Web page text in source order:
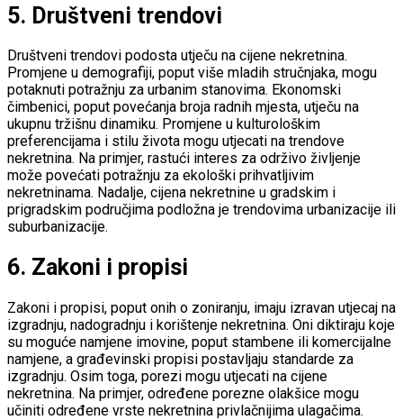
5. Društveni trendovi
Društveni trendovi podosta utječu na cijene nekretnina.
Promjene u demografiji, poput više mladih stručnjaka, mogu
potaknuti potražnju za urbanim stanovima. Ekonomski
čimbenici, poput povećanja broja radnih mjesta, utječu na
ukupnu tržišnu dinamiku. Promjene u kulturološkim
preferencijama i stilu života mogu utjecati na trendove
nekretnina. Na primjer, rastući interes za održivo življenje
može povećati potražnju za ekološki prihvatljivim
nekretninama. Nadalje, cijena nekretnine u gradskim i
prigradskim područjima podložna je trendovima urbanizacije ili
suburbanizacije.
6. Zakoni i propisi
Zakoni i propisi, poput onih o zoniranju, imaju izravan utjecaj na
izgradnju, nadogradnju i korištenje nekretnina. Oni diktiraju koje
su moguće namjene imovine, poput stambene ili komercijalne
namjene, a građevinski propisi postavljaju standarde za
izgradnju. Osim toga, porezi mogu utjecati na cijene
nekretnina. Na primjer, određene porezne olakšice mogu
učiniti određene vrste nekretnina privlačnijima ulagačima.